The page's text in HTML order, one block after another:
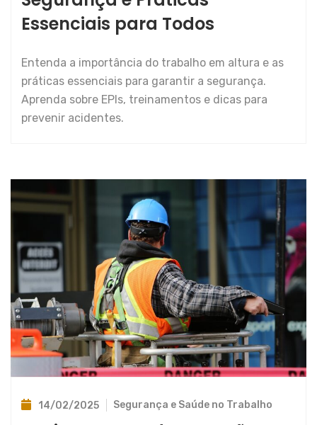
Essenciais para Todos
Entenda a importância do trabalho em altura e as
práticas essenciais para garantir a segurança.
Aprenda sobre EPIs, treinamentos e dicas para
prevenir acidentes.
14/02/2025 Segurança e Saúde no Trabalho